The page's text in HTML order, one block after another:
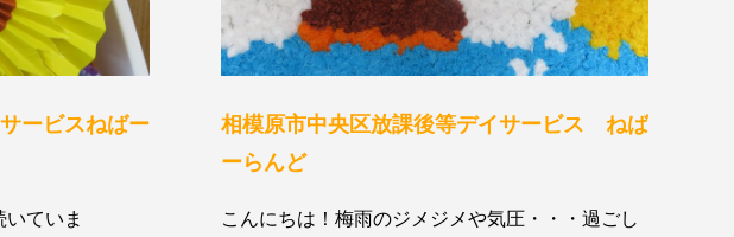
ービスねばー
ていま
相模原市中央区放課後等デイサービス ねば
ーらんど
こんにちは！梅雨のジメジメや気圧・・・過ごし